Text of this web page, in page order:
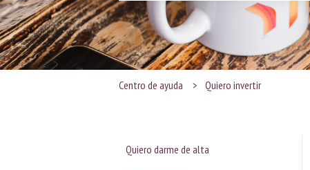
No hay sugerencias porque el campo de
Centro de ayuda Quiero invertir
Quiero darme de alta